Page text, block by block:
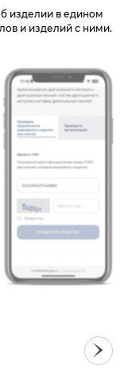
изделии в едином
и изделий с ними.